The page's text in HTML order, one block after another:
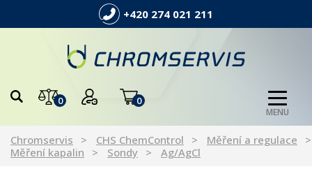
+420 274 021 211
0 0
MENU
Chromservis CHS ChemControl
Měření a regulace
Měření kapalin
Sondy Ag/AgCl